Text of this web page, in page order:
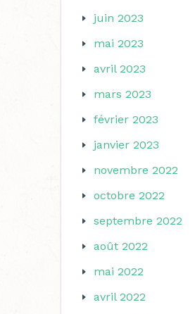
juin 2023
mai 2023
avril 2023
mars 2023
février 2023
janvier 2023
novembre 2022
octobre 2022
septembre 2022
août 2022
mai 2022
avril 2022